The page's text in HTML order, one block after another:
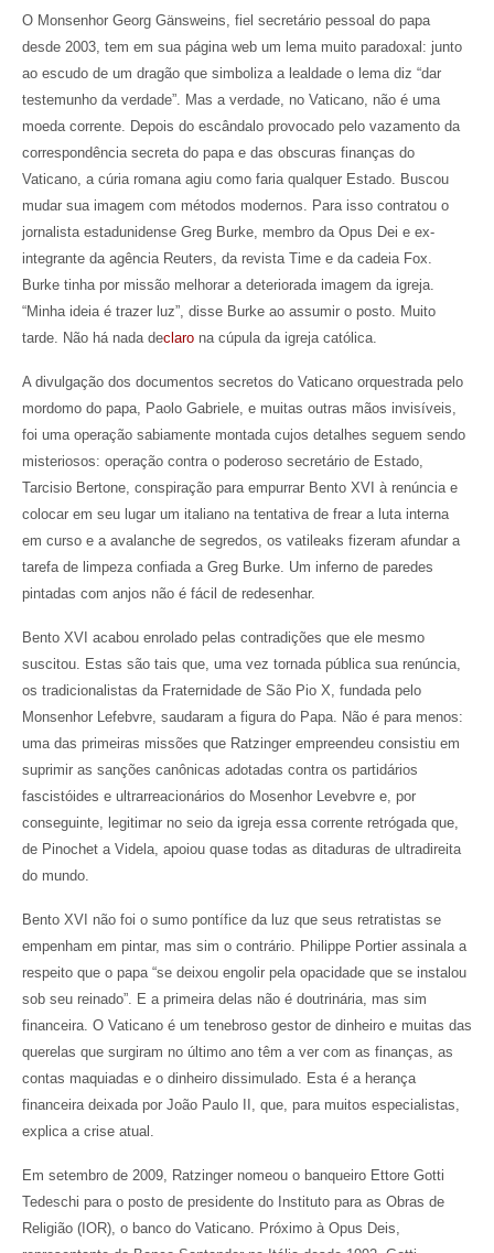
O Monsenhor Georg Gänsweins, fiel secretário pessoal do papa
desde 2003, tem em sua página web um lema muito paradoxal: junto
ao escudo de um dragão que simboliza a lealdade o lema diz “dar
testemunho da verdade”. Mas a verdade, no Vaticano, não é uma
moeda corrente. Depois do escândalo provocado pelo vazamento da
correspondência secreta do papa e das obscuras finanças do
Vaticano, a cúria romana agiu como faria qualquer Estado. Buscou
mudar sua imagem com métodos modernos. Para isso contratou o
jornalista estadunidense Greg Burke, membro da Opus Dei e ex-
integrante da agência Reuters, da revista Time e da cadeia Fox.
Burke tinha por missão melhorar a deteriorada imagem da igreja.
“Minha ideia é trazer luz”, disse Burke ao assumir o posto. Muito
tarde. Não há nada declaro na cúpula da igreja católica.
A divulgação dos documentos secretos do Vaticano orquestrada pelo
mordomo do papa, Paolo Gabriele, e muitas outras mãos invisíveis,
foi uma operação sabiamente montada cujos detalhes seguem sendo
misteriosos: operação contra o poderoso secretário de Estado,
Tarcisio Bertone, conspiração para empurrar Bento XVI à renúncia e
colocar em seu lugar um italiano na tentativa de frear a luta interna
em curso e a avalanche de segredos, os vatileaks fizeram afundar a
tarefa de limpeza confiada a Greg Burke. Um inferno de paredes
pintadas com anjos não é fácil de redesenhar.
Bento XVI acabou enrolado pelas contradições que ele mesmo
suscitou. Estas são tais que, uma vez tornada pública sua renúncia,
os tradicionalistas da Fraternidade de São Pio X, fundada pelo
Monsenhor Lefebvre, saudaram a figura do Papa. Não é para menos:
uma das primeiras missões que Ratzinger empreendeu consistiu em
suprimir as sanções canônicas adotadas contra os partidários
fascistóides e ultrarreacionários do Mosenhor Levebvre e, por
conseguinte, legitimar no seio da igreja essa corrente retrógada que,
de Pinochet a Videla, apoiou quase todas as ditaduras de ultradireita
do mundo.
Bento XVI não foi o sumo pontífice da luz que seus retratistas se
empenham em pintar, mas sim o contrário. Philippe Portier assinala a
respeito que o papa “se deixou engolir pela opacidade que se instalou
sob seu reinado”. E a primeira delas não é doutrinária, mas sim
financeira. O Vaticano é um tenebroso gestor de dinheiro e muitas das
querelas que surgiram no último ano têm a ver com as finanças, as
contas maquiadas e o dinheiro dissimulado. Esta é a herança
financeira deixada por João Paulo II, que, para muitos especialistas,
explica a crise atual.
Em setembro de 2009, Ratzinger nomeou o banqueiro Ettore Gotti
Tedeschi para o posto de presidente do Instituto para as Obras de
Religião (IOR), o banco do Vaticano. Próximo à Opus Deis,